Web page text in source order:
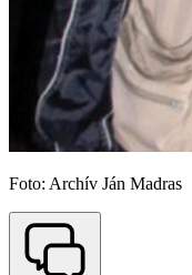
Foto: Archív Ján Madras